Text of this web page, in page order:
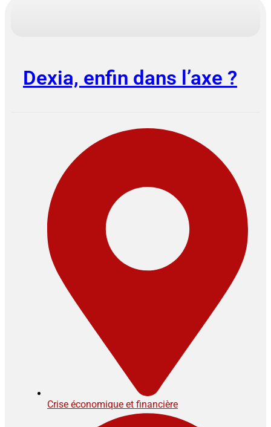
Dexia, enfin dans l’axe ?
Crise économique et financière